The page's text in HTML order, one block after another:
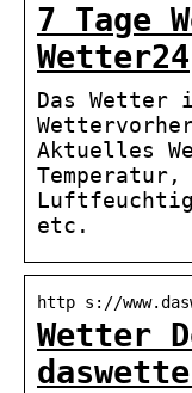
7 Tage
Wetter24
Das Wetter
Aktuelles
Temperatur,
etc.
http s://
Wetter